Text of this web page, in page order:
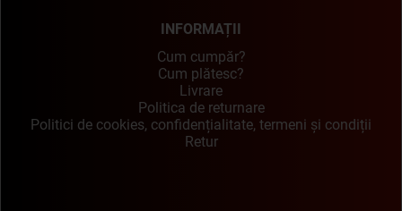
INFORMAȚII
Cum cumpăr?
Cum plătesc?
Livrare
Politica de returnare
Politici de cookies, confidențialitate, termeni și condiții
Retur